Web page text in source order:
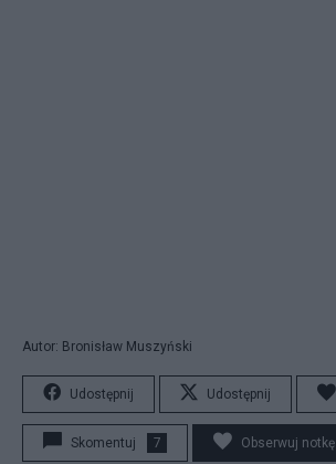
Autor: Bronisław Muszyński
Udostępnij Udostępnij
Skomentuj 7 Obserwuj notkę